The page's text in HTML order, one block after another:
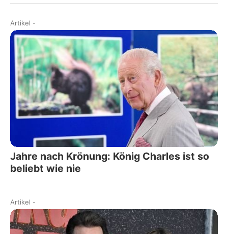
Artikel -
Jahre nach Krönung: König Charles ist so
beliebt wie nie
Artikel -